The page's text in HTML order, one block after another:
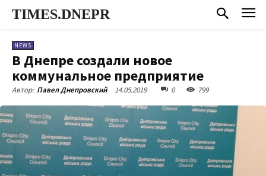
TIMES.DNEPR
NEWS
В Днепре создали новое
коммунальное предприятие
Автор: Павел Днепровский 14.05.2019 0 799